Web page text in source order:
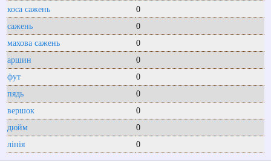
коса сажень
0
сажень
0
махова сажень
0
аршин
0
фут
0
пядь
0
вершок
0
дюйм
0
лінія
0